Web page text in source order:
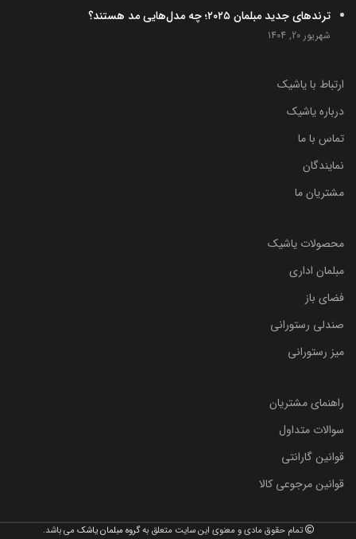
ترندهای جدید مبلمان ۲۰۲۵؛ چه مدل‌هایی مد هستند؟
شهریور 20, 1404
ارتباط با یاشیک
درباره یاشیک
تماس با ما
نمایندگان
مشتریان ما
محصولات یاشیک
مبلمان اداری
فضای باز
صندلی رستورانی
میز رستورانی
راهنمای مشتریان
سوالات متداول
قوانین گارانتی
قوانین مرجوعی کالا
تمام حقوق مادی و معنوی این سایت متعلق بهگروه مبلمان یاشک می باشد.